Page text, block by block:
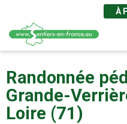
au
contenu
principal
À
Randonnée
Grande-
Loire (71)